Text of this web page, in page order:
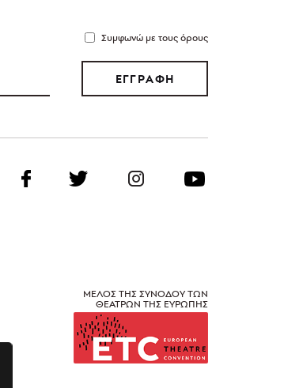
Συμφωνώ με τους όρους
ΕΓΓΡΑΦΗ
ΜΕΛΟΣ ΤΗΣ ΣΥΝΟΔΟΥ ΤΩΝ
ΘΕΑΤΡΩΝ ΤΗΣ ΕΥΡΩΠΗΣ